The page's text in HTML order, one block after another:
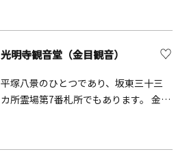
す。芭蕉が句を詠んだ地に建てられた
句碑は少なく、大変貴重なものとされ
ています。
光明寺観音堂（金目観音）
平塚八景のひとつであり、坂東三十三
カ所霊場第7番札所でもあります。 金目
す。県・市の指定文化財も多く存在し